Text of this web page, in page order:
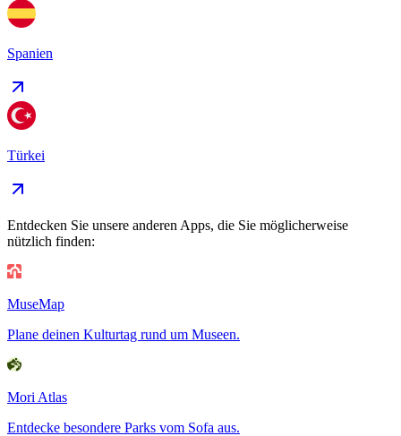
Spanien
Türkei
Entdecken Sie unsere anderen Apps, die Sie möglicherweise
nützlich finden:
MuseMap
Plane deinen Kulturtag rund um Museen.
Mori Atlas
Entdecke besondere Parks vom Sofa aus.